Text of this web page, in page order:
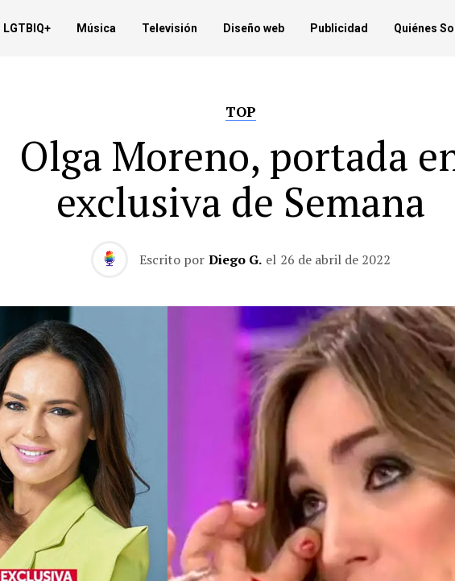
LGTBIQ+ Música Televisión Diseño web Publicidad Quiénes
TOP
Olga Moreno, portada
exclusiva de Semana
Escrito por Diego G. el 26 de abril de 2022